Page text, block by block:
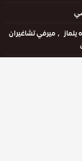
يلماز
ميرفي تشاغيران